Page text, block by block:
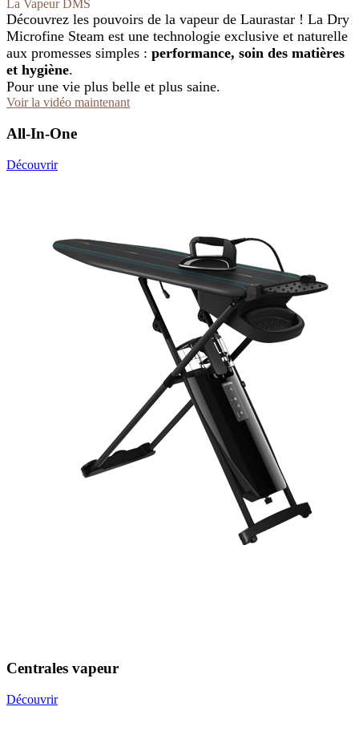
La Vapeur DMS
Découvrez les pouvoirs de la vapeur de Laurastar ! La Dry
Microfine Steam est une technologie exclusive et naturelle
aux promesses simples : performance, soin des matières
et hygiène.
Pour une vie plus belle et plus saine.
Voir la vidéo maintenant
All-In-One
Découvrir
Centrales vapeur
Découvrir